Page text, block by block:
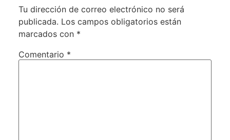
Tu dirección de correo electrónico no será
publicada. Los campos obligatorios están
marcados con *
Comentario *